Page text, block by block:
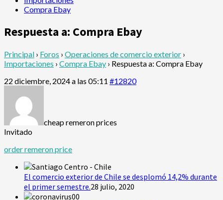
Compra Ebay
Respuesta a: Compra Ebay
Principal › Foros › Operaciones de comercio exterior ›
Importaciones › Compra Ebay › Respuesta a: Compra Ebay
22 diciembre, 2024 a las 05:11 #12820
cheap remeron prices
Invitado
order remeron price
El comercio exterior de Chile se desplomó 14,2% durante
el primer semestre.28 julio, 2020